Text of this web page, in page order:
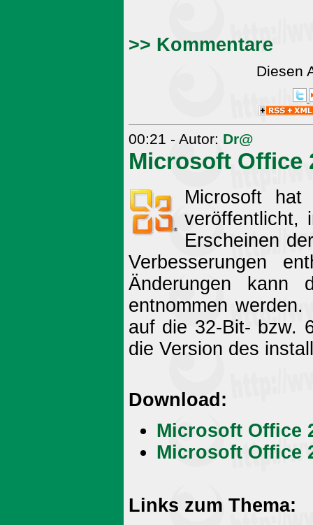
>> Kommentare
Diesen
00:21 - Autor: Dr@
Microsoft Office
Microsoft
veröffentlicht,
Erscheinen
Verbesserungen
Änderungen kann
entnommen
auf die 32-Bit- bzw.
die Version des
Download:
Microsoft Office
Microsoft Office
Links zum Thema: